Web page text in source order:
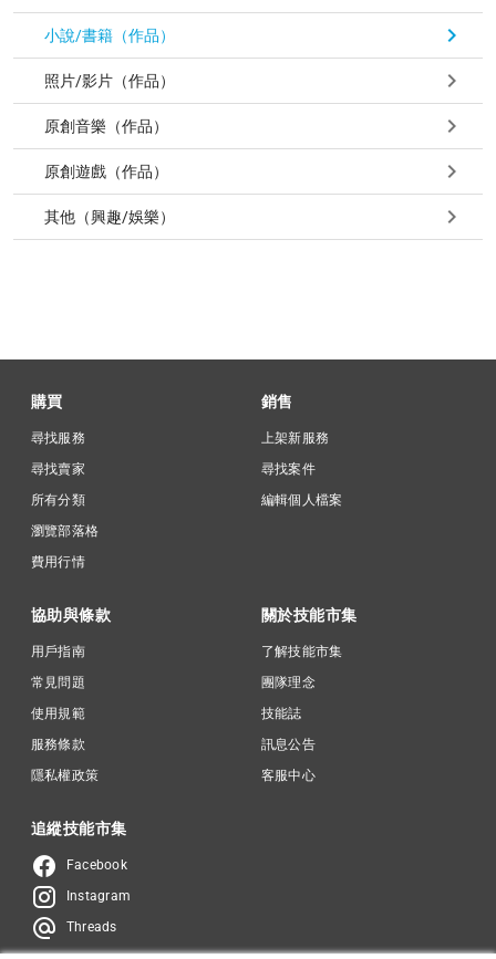
小說/書籍（作品）
照片/影片（作品）
原創音樂（作品）
原創遊戲（作品）
其他（興趣/娛樂）
購買
尋找服務
尋找賣家
所有分類
瀏覽部落格
費用行情
銷售
上架新服務
尋找案件
編輯個人檔案
協助與條款
用戶指南
常見問題
使用規範
服務條款
隱私權政策
關於技能市集
了解技能市集
團隊理念
技能誌
訊息公告
客服中心
追縱技能市集
Facebook
Instagram
Threads